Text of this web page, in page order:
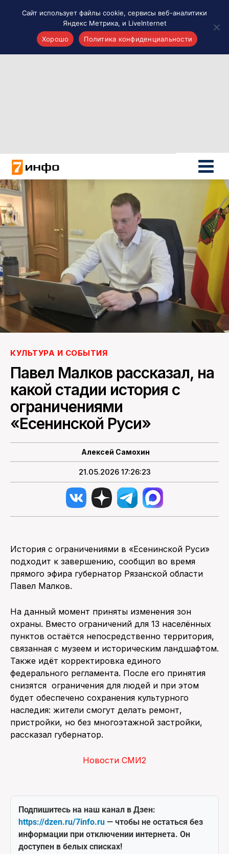
Новости России
Политика
Новости мира
Все материалы 7инфо
О НАС
ПОИСК ПО САЙТУ
КУЛЬТУРА И СОБЫТИЯ
Павел Малков рассказал, на
какой стадии история с
ограничениями
«Есенинской Руси»
Алексей Самохин
21.05.2026 17:26:23
История с ограничениями в «Есенинской Руси»
подходит к завершению, сообщил во время
прямого эфира губернатор Рязанской области
Павел Малков.
На данный момент приняты изменения зон
охраны. Вместо ограничений для 13 населённых
пунктов остаётся непосредственно территория,
связанная с музеем и историческим ландшафтом.
Также идёт корректировка единого
федерального регламента. После его принятия
снизятся ограничения для людей и при этом
будет обеспечено сохранения культурного
наследия: жители смогут делать ремонт,
пристройки, но без многоэтажной застройки,
рассказал губернатор.
Новости СМИ2
Подпишитесь на наш канал в Дзен:
https://dzen.ru/7info.ru — чтобы не остаться без
информации при отключении интернета. Он
доступен в белых списках!
Сайт использует файлы cookie, сервисы веб-аналитики
Яндекс Метрика, и LiveInternet
Хорошо
Политика конфиденциальности